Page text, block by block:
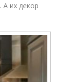
А их декор